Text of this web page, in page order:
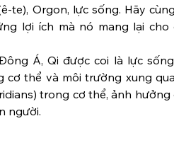
te), Orgon, lực sống. Hãy
lợi ích mà nó mang lại cho
Á, Qi được coi là lực
cơ thể và môi trường xung
trong cơ thể, ảnh
người.